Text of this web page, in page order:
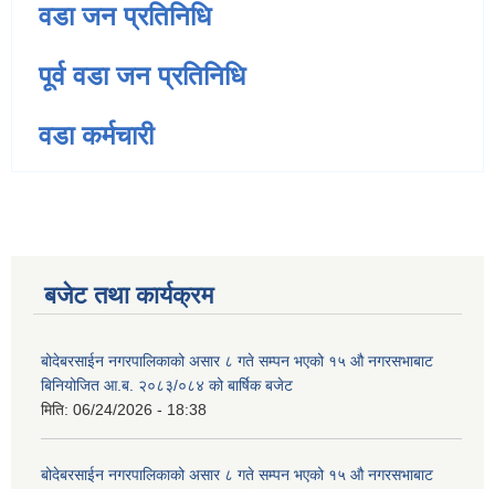
वडा जन प्रतिनिधि
पूर्व वडा जन प्रतिनिधि
वडा कर्मचारी
बजेट तथा कार्यक्रम
बोदेबरसाईन नगरपालिकाको असार ८ गते सम्पन भएको १५ ‍‍‍औ नगरसभाबाट
बिनियोजित आ.ब. २०८३/०८४ को बार्षिक बजेट
मिति: 06/24/2026 - 18:38
बोदेबरसाईन नगरपालिकाको असार ८ गते सम्पन भएको १५ ‍‍‍औ नगरसभाबाट